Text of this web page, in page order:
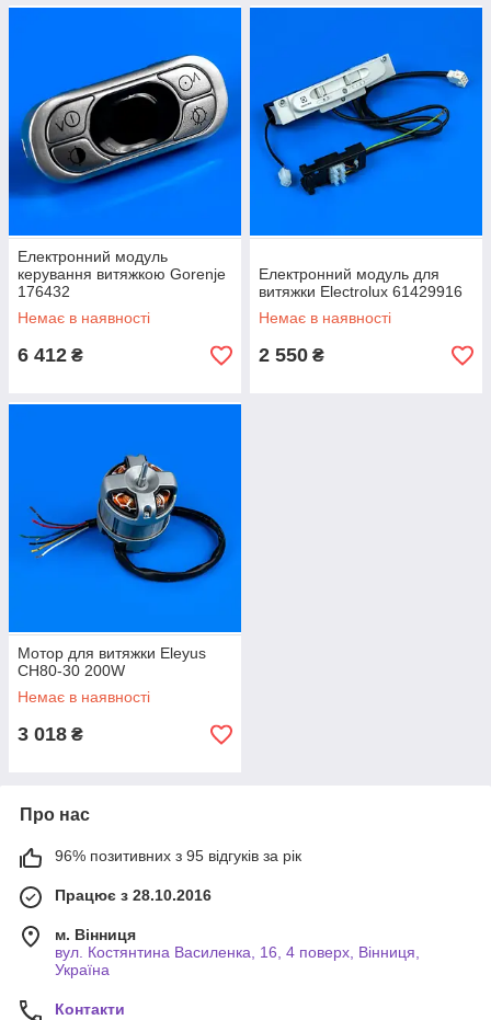
Електронний модуль
керування витяжкою Gorenje
176432
Немає в наявності
6 412 ₴
Електронний модуль для
витяжки Electrolux 61429916
Немає в наявності
2 550 ₴
Мотор для витяжки Eleyus
CH80-30 200W
Немає в наявності
3 018 ₴
Про нас
96% позитивних з 95 відгуків за рік
Працює з 28.10.2016
м. Вінниця
вул. Костянтина Василенка, 16, 4 поверх, Вінниця,
Україна
Контакти